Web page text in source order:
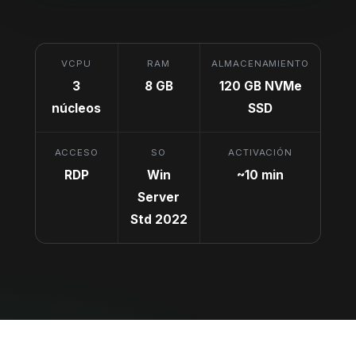
VCPU
3
núcleos
RAM
8 GB
ALMACENAMIENTO
120 GB NVMe
SSD
ACCESO
RDP
SO
Win
Server
Std 2022
ACTIVACIÓN
~10 min